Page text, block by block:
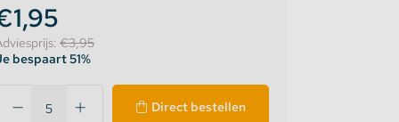
€3,95
bespaart 51%
Direct bestellen